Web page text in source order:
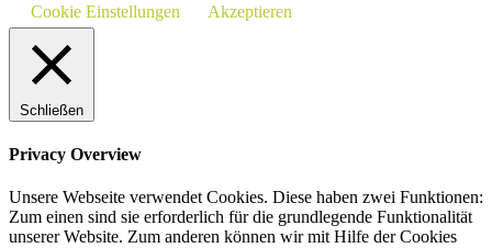
Cookie Einstellungen
Akzeptieren
Schließen
Privacy Overview
Unsere Webseite verwendet Cookies. Diese haben zwei Funktionen:
Zum einen sind sie erforderlich für die grundlegende Funktionalität
unserer Website. Zum anderen können wir mit Hilfe der Cookies